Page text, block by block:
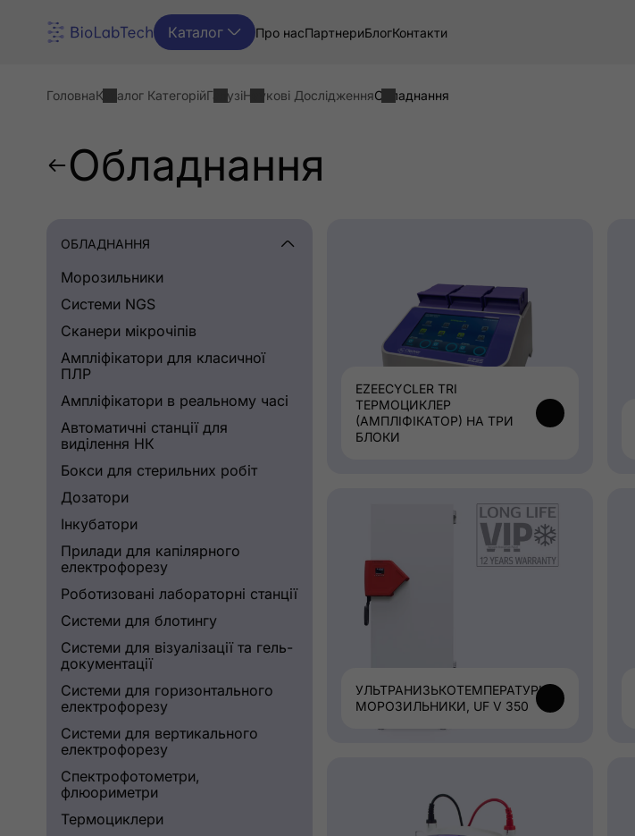
Каталог Про насПартнериБлогКонтакти
ГоловнаКаталог КатегорійГалузіНаукові ДослідженняОбладнання
Обладнання
ОБЛАДНАННЯ
Морозильники
Системи NGS
Cканери мікрочіпів
Ампліфікатори для класичної
ПЛР
Ампліфікатори в реальному часі
Автоматичні станції для
виділення НК
Бокси для стерильних робіт
Дозатори
Інкубатори
Прилади для капілярного
електрофорезу
Роботизовані лабораторні станції
Системи для блотингу
Системи для візуалізації та гель-
документації
Системи для горизонтального
електрофорезу
Системи для вертикального
електрофорезу
Спектрофотометри,
флюориметри
Термоциклери
EZEECYCLER TRI
ТЕРМОЦИКЛЕР
(АМПЛІФІКАТОР) НА ТРИ
БЛОКИ
УЛЬТРАНИЗЬКОТЕМПЕРАТУРНІ
МОРОЗИЛЬНИКИ, UF V 350